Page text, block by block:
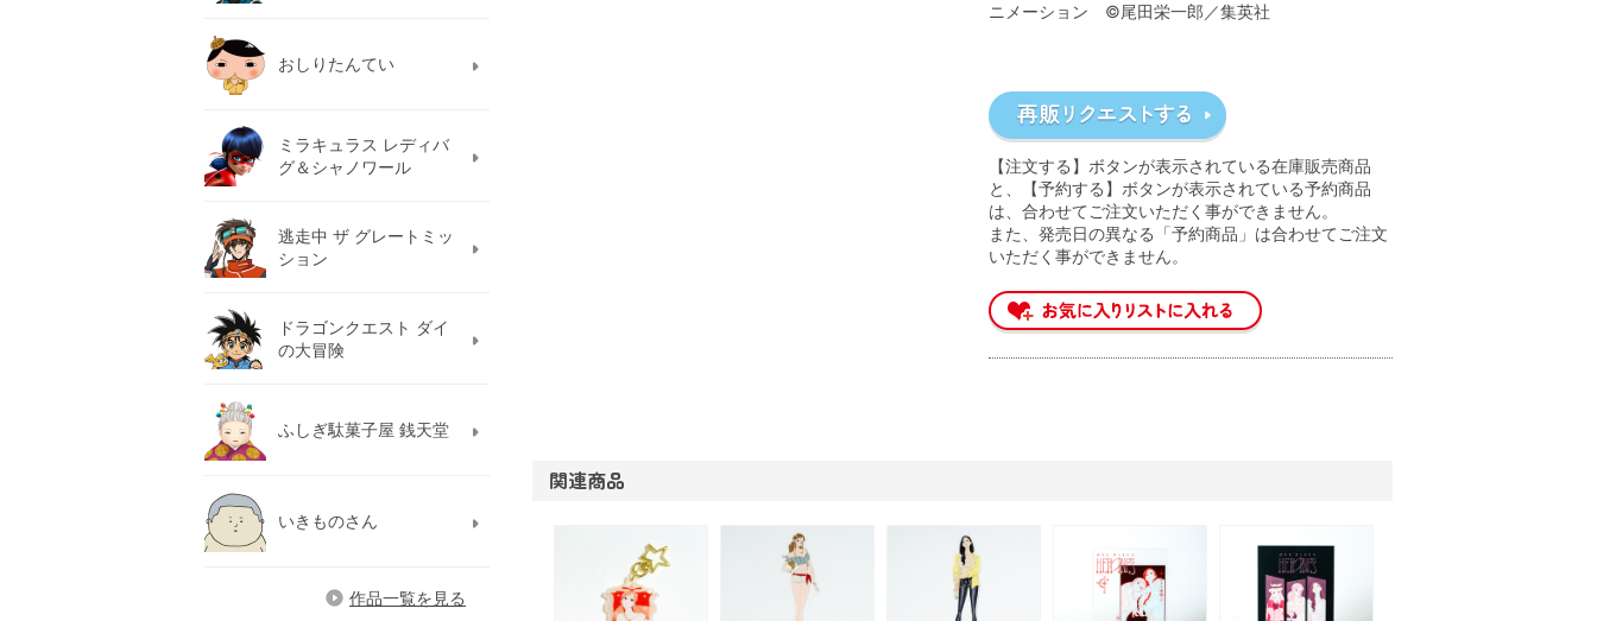
ニメーション ©尾田栄一郎／集英社
【注文する】ボタンが表示されている在庫販売商品
と、【予約する】ボタンが表示されている予約商品
は、合わせてご注文いただく事ができません。
また、発売日の異なる「予約商品」は合わせてご注文
いただく事ができません。
関連商品
おしりたんてい
ミラキュラス レディバ
グ＆シャノワール
逃走中 ザ グレートミッ
ション
ドラゴンクエスト ダイ
の大冒険
ふしぎ駄菓子屋 銭天堂
いきものさん
作品一覧を見る